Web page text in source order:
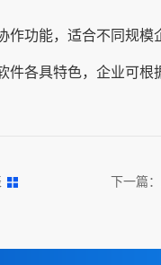
作功能，适合不同规模
各具特色，企业可
下一篇：